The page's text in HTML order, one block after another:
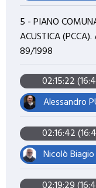
5 - PIANO
ACUSTICA (PCCA).
89/1998
02:15:22
Alessandro
02:16:42
Nicolò Biagio